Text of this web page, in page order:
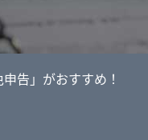
告」がおすすめ！